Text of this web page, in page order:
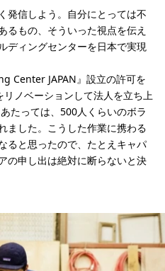
発信しよう。自分にとっては不
るもの、そういった視点を伝え
ディングセンターを日本で実現
Center JAPAN』設立の許可を
リノベーションして法人を立ち上
たっては、500人くらいのボラ
ました。こうした作業に携わる
ると思ったので、たとえキャパ
の申し出は絶対に断らないと決